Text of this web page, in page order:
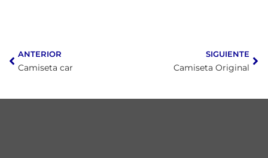
ANTERIOR
Camiseta car
SIGUIENTE
Camiseta Original